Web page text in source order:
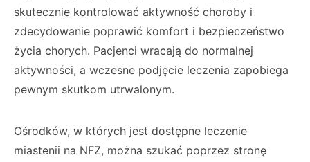
skutecznie kontrolować aktywność choroby i
zdecydowanie poprawić komfort i bezpieczeństwo
życia chorych. Pacjenci wracają do normalnej
aktywności, a wczesne podjęcie leczenia zapobiega
pewnym skutkom utrwalonym.
Ośrodków, w których jest dostępne leczenie
miastenii na NFZ, można szukać poprzez stronę